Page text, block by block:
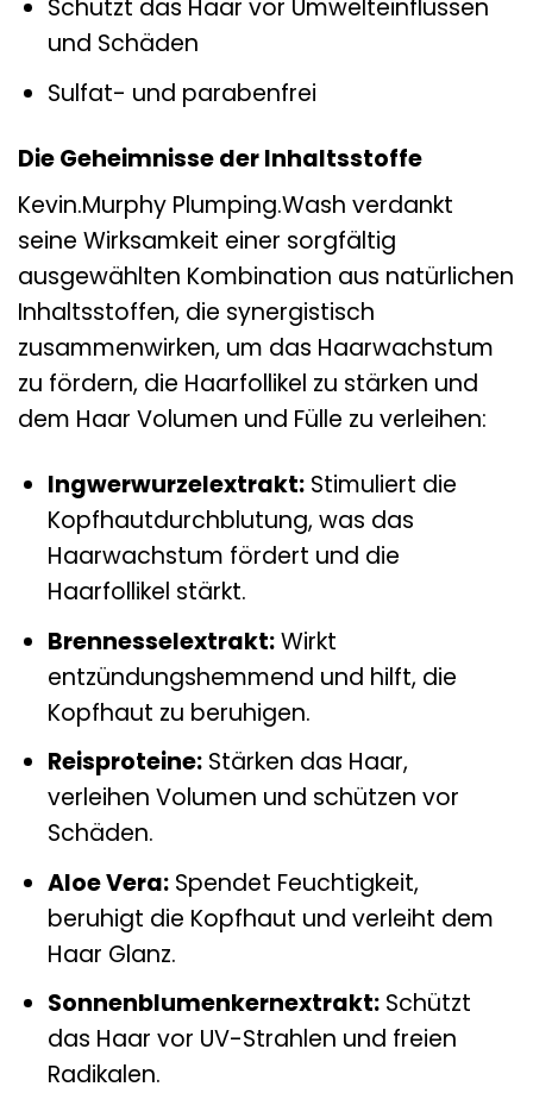
Schützt das Haar vor Umwelteinflüssen
und Schäden
Sulfat- und parabenfrei
Die Geheimnisse der Inhaltsstoffe
Kevin.Murphy Plumping.Wash verdankt
seine Wirksamkeit einer sorgfältig
ausgewählten Kombination aus natürlichen
Inhaltsstoffen, die synergistisch
zusammenwirken, um das Haarwachstum
zu fördern, die Haarfollikel zu stärken und
dem Haar Volumen und Fülle zu verleihen:
Ingwerwurzelextrakt:Stimuliert die
Kopfhautdurchblutung, was das
Haarwachstum fördert und die
Haarfollikel stärkt.
Brennesselextrakt:Wirkt
entzündungshemmend und hilft, die
Kopfhaut zu beruhigen.
Reisproteine:Stärken das Haar,
verleihen Volumen und schützen vor
Schäden.
Aloe Vera:Spendet Feuchtigkeit,
beruhigt die Kopfhaut und verleiht dem
Haar Glanz.
Sonnenblumenkernextrakt:Schützt
das Haar vor UV-Strahlen und freien
Radikalen.